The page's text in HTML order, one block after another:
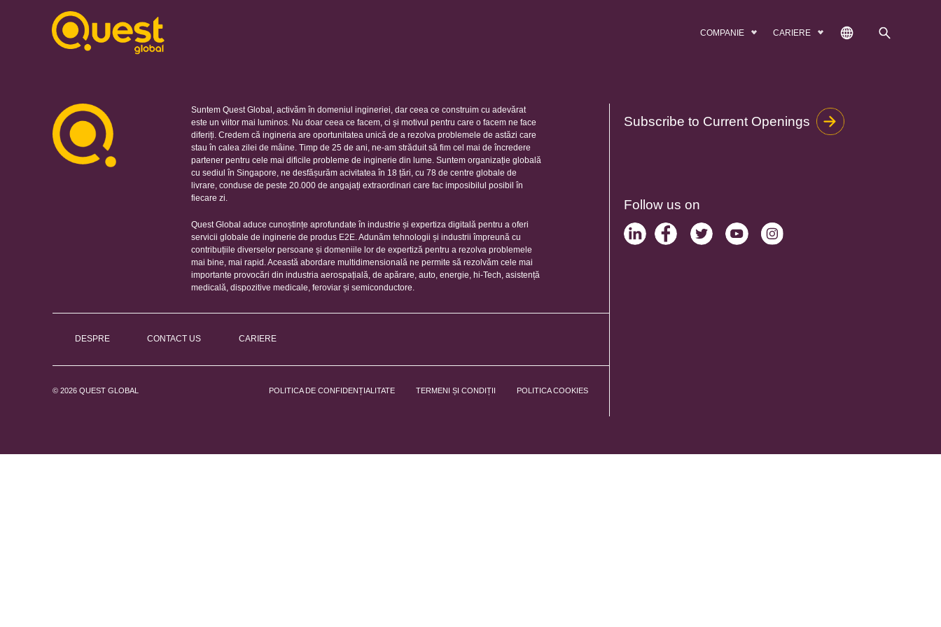
COMPANIE CARIERE
Subscribe to Current Openings
Follow us on
Suntem Quest Global, activăm în domeniul ingineriei, dar ceea ce construim cu adevărat
este un viitor mai luminos. Nu doar ceea ce facem, ci și motivul pentru care o facem ne face
diferiți. Credem că ingineria are oportunitatea unică de a rezolva problemele de astăzi care
stau în calea zilei de mâine. Timp de 25 de ani, ne-am străduit să fim cel mai de încredere
partener pentru cele mai dificile probleme de inginerie din lume. Suntem organizație globală
cu sediul în Singapore, ne desfășurăm acivitatea în 18 țări, cu 78 de centre globale de
livrare, conduse de peste 20.000 de angajați extraordinari care fac imposibilul posibil în
fiecare zi.
Quest Global aduce cunoștințe aprofundate în industrie și expertiza digitală pentru a oferi
servicii globale de inginerie de produs E2E. Adunăm tehnologii și industrii împreună cu
contribuțiile diverselor persoane și domeniile lor de expertiză pentru a rezolva problemele
mai bine, mai rapid. Această abordare multidimensională ne permite să rezolvăm cele mai
importante provocări din industria aerospațială, de apărare, auto, energie, hi-Tech, asistență
medicală, dispozitive medicale, feroviar și semiconductore.
DESPRE CONTACT US CARIERE
POLITICA DE CONFIDENȚIALITATE TERMENI ȘI CONDIȚII POLITICA COOKIES
© 2026 QUEST GLOBAL